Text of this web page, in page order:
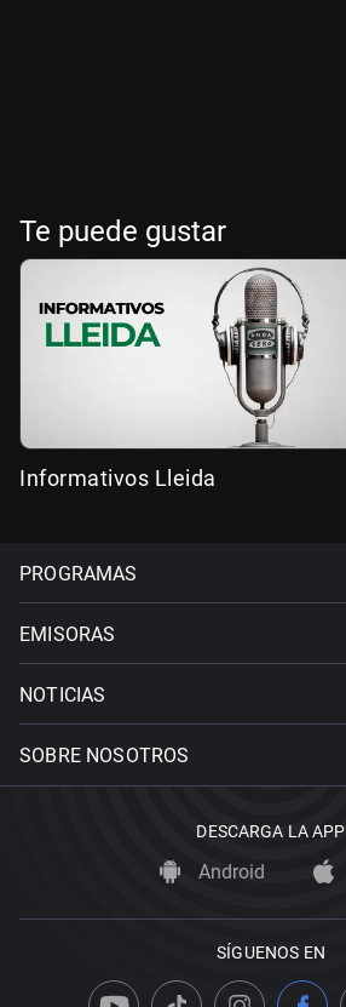
Te puede gustar
Informativos Lleida
PROGRAMAS
EMISORAS
NOTICIAS
SOBRE NOSOTROS
DESCARGA LA APP
Android
SÍGUENOS EN